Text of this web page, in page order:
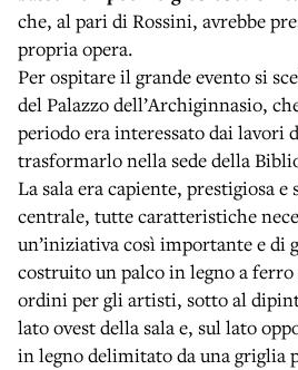
che, al pari di Rossini, avrebbe
propria opera.
Per ospitare il grande evento si
del Palazzo dell’Archiginnasio,
periodo era interessato dai lavori
trasformarlo nella sede della
La sala era capiente, prestigiosa
centrale, tutte caratteristiche
un’iniziativa così importante e di
costruito un palco in legno a
ordini per gli artisti, sotto al
lato ovest della sala e, sul lato
in legno delimitato da una griglia